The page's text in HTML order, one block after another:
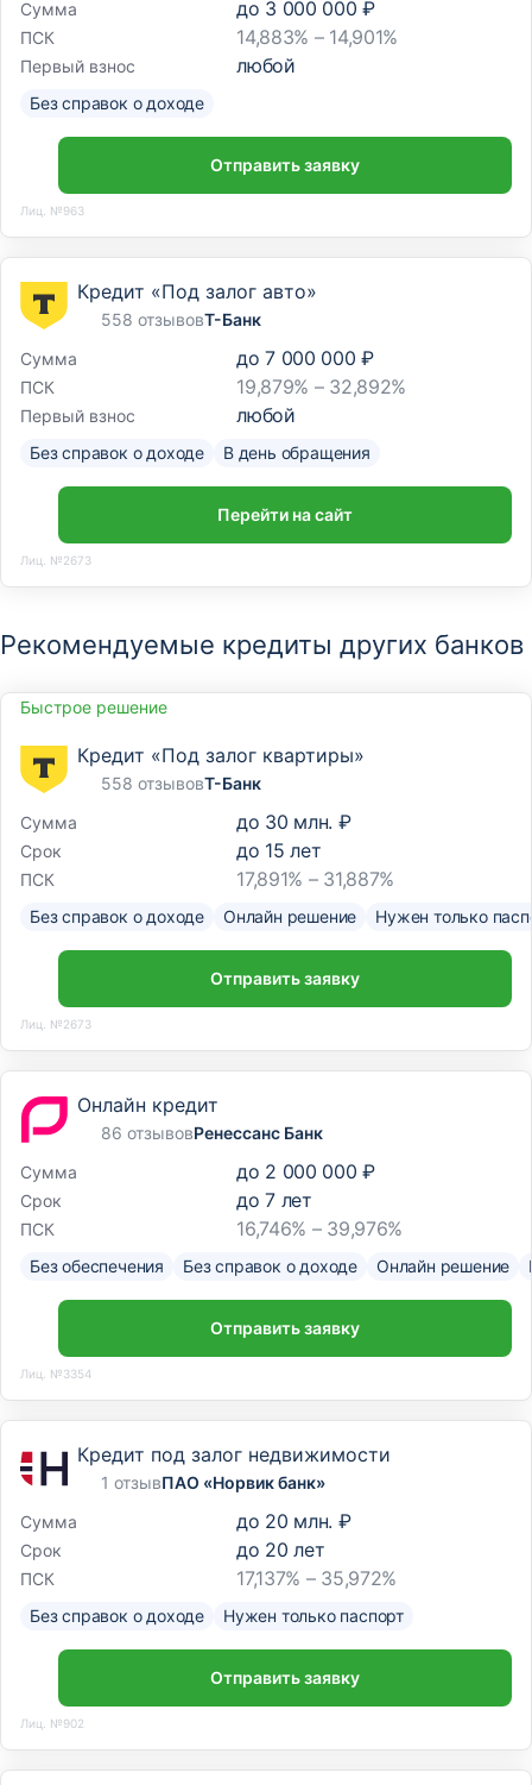
Сумма до 3 000 000 ₽
ПСК 14,883% – 14,901%
Первый взнос любой
Без справок о доходе
Отправить заявку
Лиц. №963
Кредит «Под залог авто»
558 отзывовТ-Банк
Сумма
до 7 000 000 ₽
ПСК 19,879% – 32,892%
Первый взнос любой
Без справок о доходе В день обращения
Перейти на сайт
Лиц. №2673
Рекомендуемые кредиты других банков
Быстрое решение
Кредит «Под залог квартиры»
558 отзывовТ-Банк
Сумма
до 30 млн. ₽
Срок до 15 лет
ПСК 17,891% – 31,887%
Без справок о доходе Онлайн решение Нужен только
Отправить заявку
Лиц. №2673
Онлайн кредит
86 отзывовРенессанс Банк
Сумма
до 2 000 000 ₽
Срок до7лет
ПСК 16,746% – 39,976%
Без обеспечения Без справок о доходе Онлайн решение
Отправить заявку
Лиц. №3354
Кредит под залог недвижимости
1 отзывПАО «Норвик банк»
Сумма
до 20 млн. ₽
Срок до 20 лет
ПСК 17,137% – 35,972%
Без справок о доходе Нужен только паспорт
Отправить заявку
Лиц. №902